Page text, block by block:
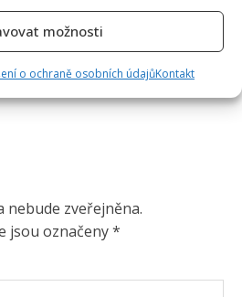
možnosti
o ochraně osobních údajůKontakt
nebude zveřejněna.
jsou označeny*